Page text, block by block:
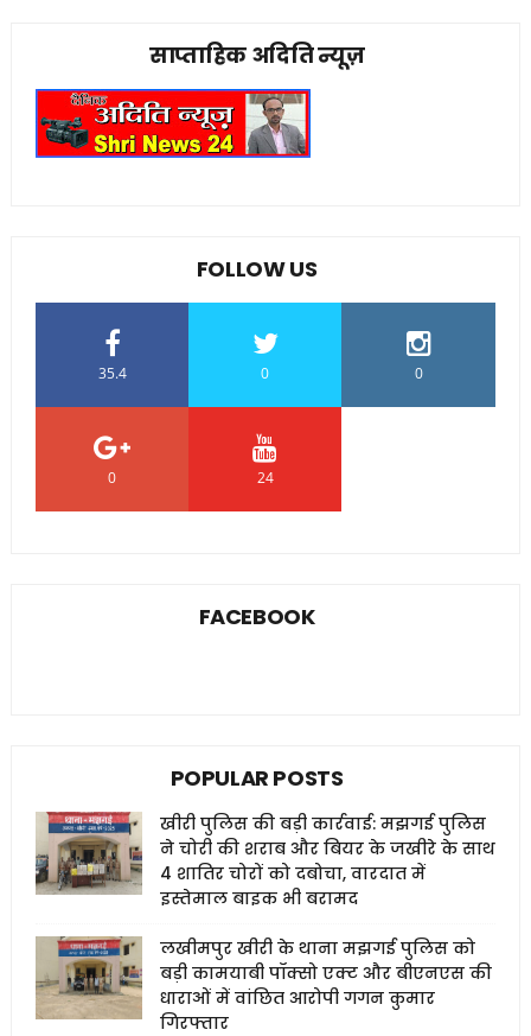
साप्ताहिक अदिति न्यूज़
FOLLOW US
35.4 0 0
0 24
FACEBOOK
POPULAR POSTS
खीरी पुलिस की बड़ी कार्रवाई: मझगई पुलिस
ने चोरी की शराब और बियर के जखीरे के साथ
4 शातिर चोरों को दबोचा, वारदात में
इस्तेमाल बाइक भी बरामद
लखीमपुर खीरी के थाना मझगई पुलिस को
बड़ी कामयाबी पॉक्सो एक्ट और बीएनएस की
धाराओं में वांछित आरोपी गगन कुमार
गिरफ्तार